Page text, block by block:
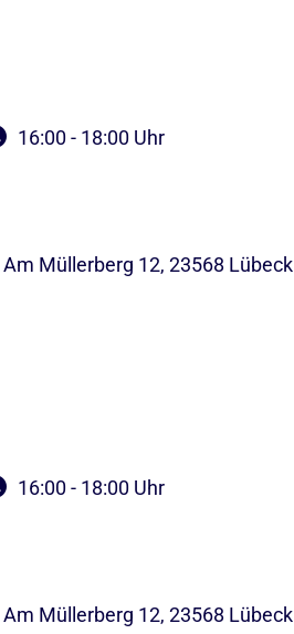
16:00 - 18:00 Uhr
Müllerberg 12, 23568 Lübeck
16:00 - 18:00 Uhr
Müllerberg 12, 23568 Lübeck